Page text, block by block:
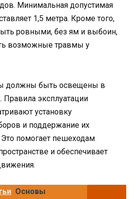
Минимальная допустимая
1,5 метра. Кроме того,
ровными, без ям и выбоин,
возможные травмы у
должны быть освещены в
Правила эксплуатации
установку
и поддержание их
Это помогает пешеходам
и обеспечивает
Основы